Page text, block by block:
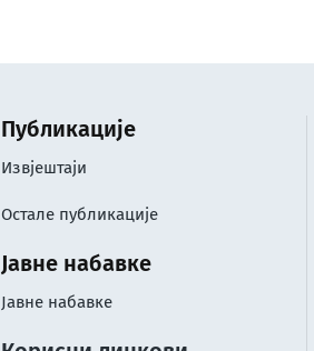
Публикације
Извјештаји
Остале публикације
Јавне набавке
Јавне набавке